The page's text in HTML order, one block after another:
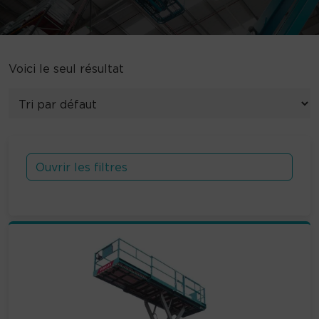
Voici le seul résultat
Ouvrir les filtres